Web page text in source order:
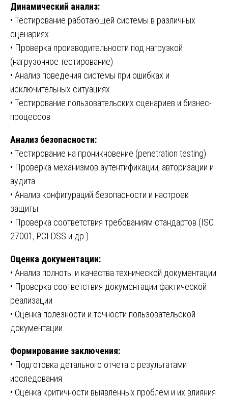
Динамический анализ:
• Тестирование работающей системы в различных
сценариях
• Проверка производительности под нагрузкой
(нагрузочное тестирование)
• Анализ поведения системы при ошибках и
исключительных ситуациях
• Тестирование пользовательских сценариев и бизнес-
процессов
Анализ безопасности:
• Тестирование на проникновение (penetration testing)
• Проверка механизмов аутентификации, авторизации и
аудита
• Анализ конфигураций безопасности и настроек
защиты
• Проверка соответствия требованиям стандартов (ISO
27001, PCI DSS и др.)
Оценка документации:
• Анализ полноты и качества технической документации
• Проверка соответствия документации фактической
реализации
• Оценка полезности и точности пользовательской
документации
Формирование заключения:
• Подготовка детального отчета с результатами
исследования
• Оценка критичности выявленных проблем и их влияния